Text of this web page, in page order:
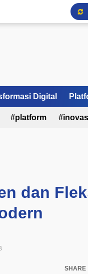
Digital
platform
dan
SHARE